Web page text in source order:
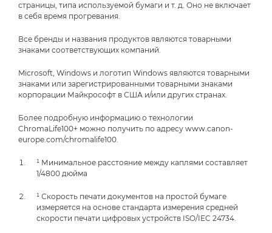
страницы, типа используемой бумаги и т. д. Оно не включает
в себя время прогревания.
Все бренды и названия продуктов являются товарными
знаками соответствующих компаний.
Microsoft, Windows и логотип Windows являются товарными
знаками или зарегистрированными товарными знаками
корпорации Майкрософт в США и/или других странах.
Более подробную информацию о технологии
ChromaLife100+ можно получить по адресу www.canon-
europe.com/chromalife100.
¹ Минимальное расстояние между каплями составляет
1/4800 дюйма
¹ Скорость печати документов на простой бумаге
измеряется на основе стандарта измерения средней
скорости печати цифровых устройств ISO/IEC 24734.